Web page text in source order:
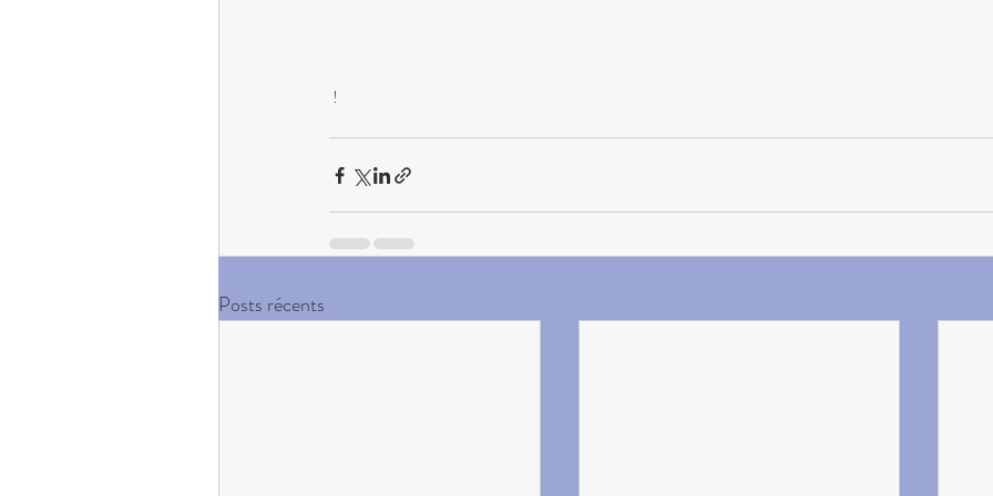
!
Posts récents